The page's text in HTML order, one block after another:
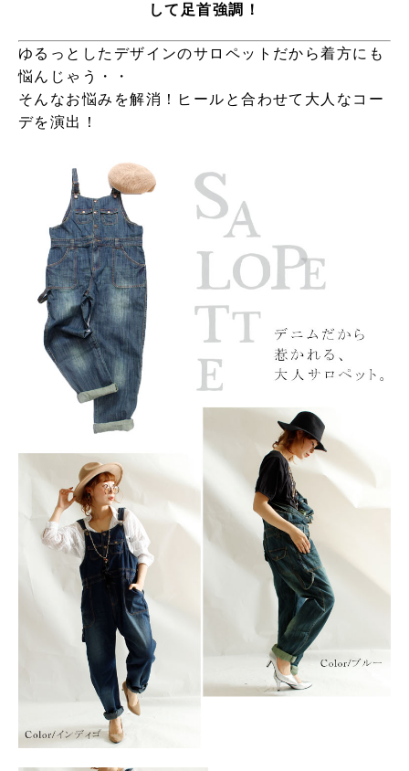
して足首強調！
ゆるっとしたデザインのサロペットだから着方にも
悩んじゃう・・
そんなお悩みを解消！ヒールと合わせて大人なコー
デを演出！